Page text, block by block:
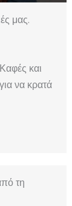
μας.
και
να κρατά
τη